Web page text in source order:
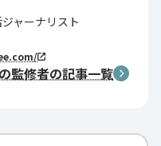
ャーナリスト
監修者の記事一覧